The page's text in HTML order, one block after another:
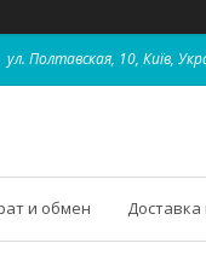
ул. Полтавская, 10, Київ,
и обмен Доставка